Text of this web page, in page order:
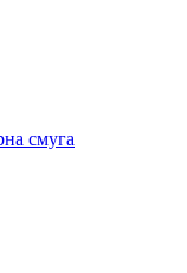
смуга